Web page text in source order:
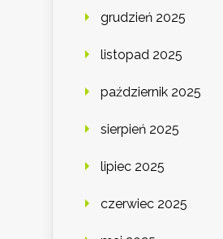
grudzień 2025
listopad 2025
październik 2025
sierpień 2025
lipiec 2025
czerwiec 2025